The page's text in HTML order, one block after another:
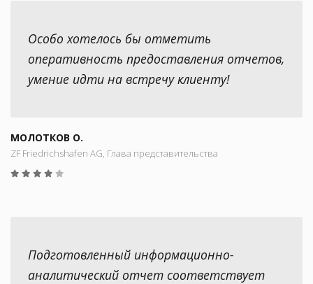
Особо хотелось бы отметить
оперативность предоставления отчетов,
умение идти на встречу клиенту!
МОЛОТКОВ О.
ZF Friedrichshafen AG, Глава представительства
Подготовленный информационно-
аналитический отчет соответствует